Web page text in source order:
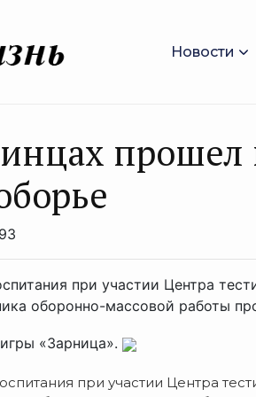
Новости
прошел
93
при участии Центра
оборонно-массовой работы
«Зарница».
при участии Центра